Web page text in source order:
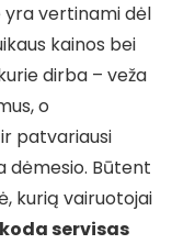
yra vertinami dėl
kainos bei
dirba – veža
o
patvariausi
dėmesio. Būtent
kurią vairuotojai
servisas